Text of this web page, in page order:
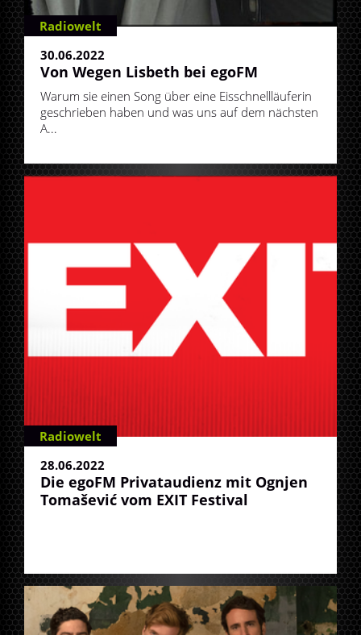
Radiowelt
30.06.2022
Von Wegen Lisbeth bei egoFM
Warum sie einen Song über eine Eisschnellläuferin
geschrieben haben und was uns auf dem nächsten
A...
Radiowelt
28.06.2022
Die egoFM Privataudienz mit Ognjen
Tomašević vom EXIT Festival